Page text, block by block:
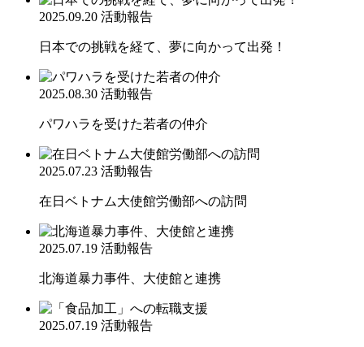
2025.09.20 活動報告
日本での挑戦を経て、夢に向かって出発！
2025.08.30 活動報告
パワハラを受けた若者の仲介
2025.07.23 活動報告
在日ベトナム大使館労働部への訪問
2025.07.19 活動報告
北海道暴力事件、大使館と連携
2025.07.19 活動報告